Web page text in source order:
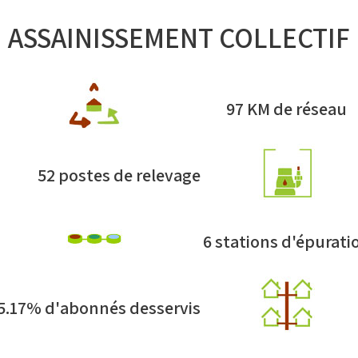
ASSAINISSEMENT COLLECTIF
97 KM de réseau
52 postes de relevage
6 stations
d'abonnés desservis